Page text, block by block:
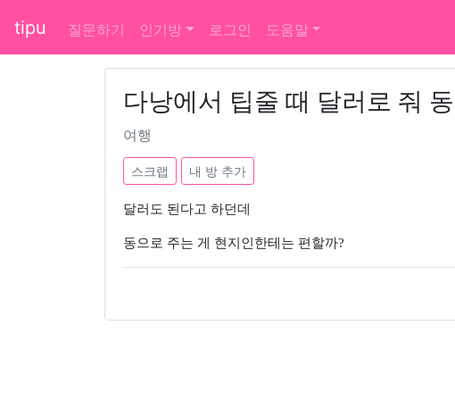
tipu 질문하기 인기방 로그인 도움말
다낭에서 팁줄 때 달러로 줘
여행
스크랩 내 방 추가
달러도 된다고 하던데
동으로 주는 게 현지인한테는 편할까?